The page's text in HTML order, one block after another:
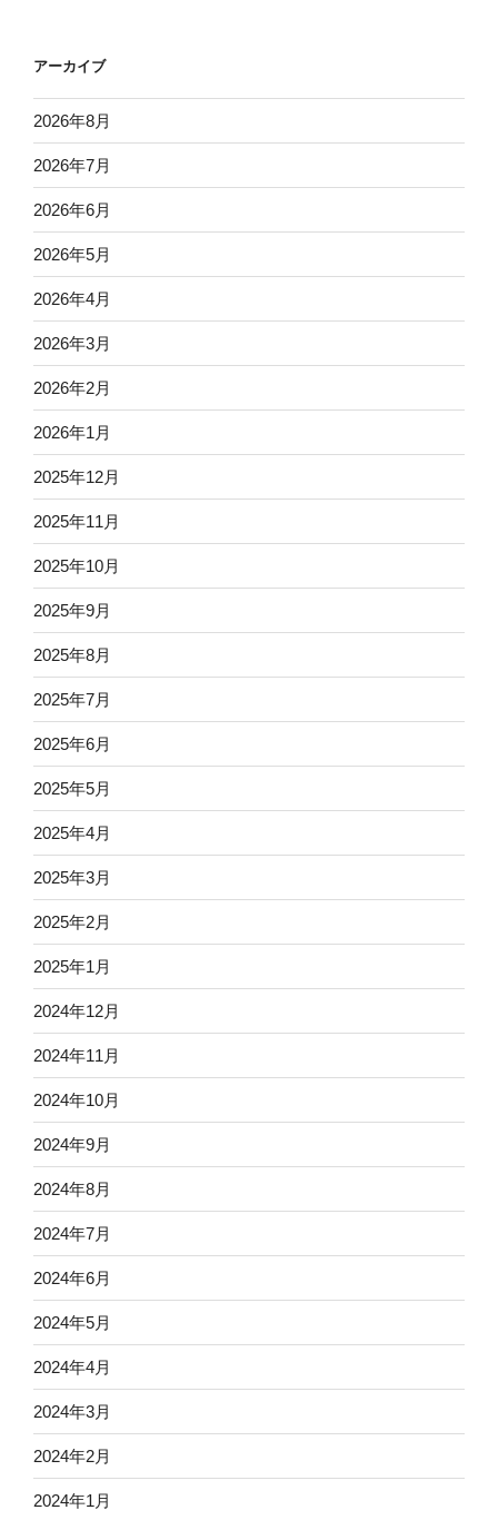
アーカイブ
2026年8月
2026年7月
2026年6月
2026年5月
2026年4月
2026年3月
2026年2月
2026年1月
2025年12月
2025年11月
2025年10月
2025年9月
2025年8月
2025年7月
2025年6月
2025年5月
2025年4月
2025年3月
2025年2月
2025年1月
2024年12月
2024年11月
2024年10月
2024年9月
2024年8月
2024年7月
2024年6月
2024年5月
2024年4月
2024年3月
2024年2月
2024年1月